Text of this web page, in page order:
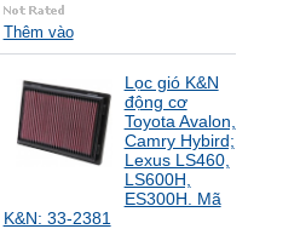
Thêm vào
Lọc gió K&N
động cơ
Toyota Avalon,
Camry Hybird;
Lexus LS460,
LS600H,
ES300H. Mã
K&N: 33-2381